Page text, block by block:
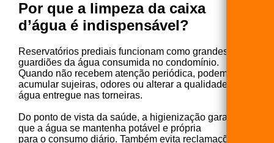
Por que a limpeza da caixa
d’água é indispensável?
Reservatórios prediais funcionam como grandes
guardiões da água consumida no condomínio.
Quando não recebem atenção periódica, podem
acumular sujeiras, odores ou alterar a qualidade da
água entregue nas torneiras.
Do ponto de vista da saúde, a higienização garante
que a água se mantenha potável e própria
para o consumo diário. Também evita reclamações